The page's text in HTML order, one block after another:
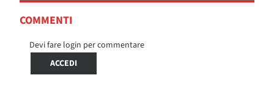
COMMENTI
Devi fare login per commentare
ACCEDI